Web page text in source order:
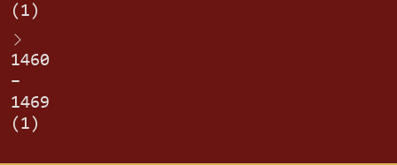
(1)
1460
–
1469
(1)